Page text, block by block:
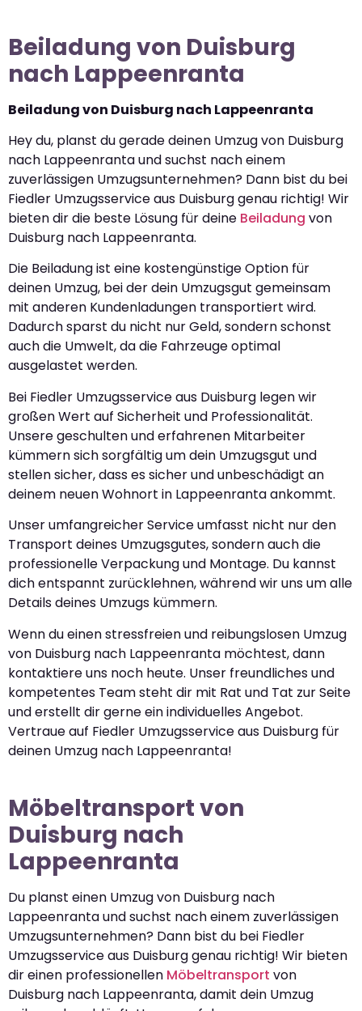
Beiladung von Duisburg
nach Lappeenranta
Beiladung von Duisburg nach Lappeenranta
Hey du, planst du gerade deinen Umzug von Duisburg
nach Lappeenranta und suchst nach einem
zuverlässigen Umzugsunternehmen? Dann bist du bei
Fiedler Umzugsservice aus Duisburg genau richtig! Wir
bieten dir die beste Lösung für deine Beiladung von
Duisburg nach Lappeenranta.
Die Beiladung ist eine kostengünstige Option für
deinen Umzug, bei der dein Umzugsgut gemeinsam
mit anderen Kundenladungen transportiert wird.
Dadurch sparst du nicht nur Geld, sondern schonst
auch die Umwelt, da die Fahrzeuge optimal
ausgelastet werden.
Bei Fiedler Umzugsservice aus Duisburg legen wir
großen Wert auf Sicherheit und Professionalität.
Unsere geschulten und erfahrenen Mitarbeiter
kümmern sich sorgfältig um dein Umzugsgut und
stellen sicher, dass es sicher und unbeschädigt an
deinem neuen Wohnort in Lappeenranta ankommt.
Unser umfangreicher Service umfasst nicht nur den
Transport deines Umzugsgutes, sondern auch die
professionelle Verpackung und Montage. Du kannst
dich entspannt zurücklehnen, während wir uns um alle
Details deines Umzugs kümmern.
Wenn du einen stressfreien und reibungslosen Umzug
von Duisburg nach Lappeenranta möchtest, dann
kontaktiere uns noch heute. Unser freundliches und
kompetentes Team steht dir mit Rat und Tat zur Seite
und erstellt dir gerne ein individuelles Angebot.
Vertraue auf Fiedler Umzugsservice aus Duisburg für
deinen Umzug nach Lappeenranta!
Möbeltransport von
Duisburg nach
Lappeenranta
Du planst einen Umzug von Duisburg nach
Lappeenranta und suchst nach einem zuverlässigen
Umzugsunternehmen? Dann bist du bei Fiedler
Umzugsservice aus Duisburg genau richtig! Wir bieten
dir einen professionellen Möbeltransport von
Duisburg nach Lappeenranta, damit dein Umzug